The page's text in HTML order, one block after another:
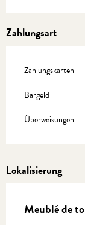
Zahlungsart
Zahlungskarten
Bargeld
Überweisungen
Lokalisierung
Meublé de